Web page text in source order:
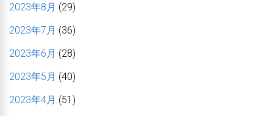
2023年8月 (29)
2023年7月 (36)
2023年6月 (28)
2023年5月 (40)
2023年4月 (51)